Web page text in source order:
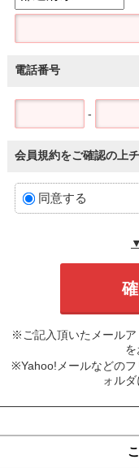
電話番号
-
会員規約をご確認の上
同意する
※ご記入頂いたメール
を
※Yahoo!メールなどの
ォル